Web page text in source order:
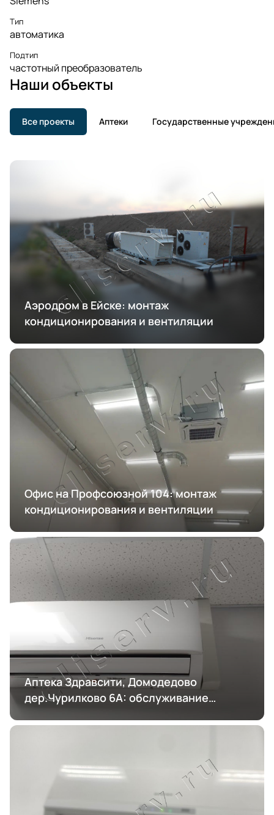
Тип
автоматика
Подтип
частотный преобразователь
Наши объекты
Все проекты Аптеки Государственные
Аэродром в Ейске: монтаж
кондиционирования и вентиляции
Офис на Профсоюзной 104: монтаж
кондиционирования и вентиляции
Аптека Здравсити, Домодедово
дер.Чурилково 6А: обслуживание